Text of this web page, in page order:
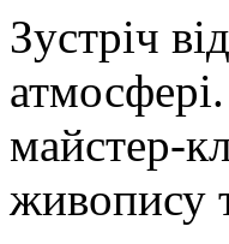
Зустріч
майстер-
живопису